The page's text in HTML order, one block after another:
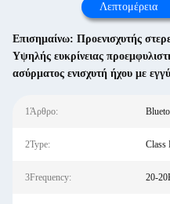
Λεπτομέρεια
Επισημαίνω: Προενισχυτής
Υψηλής ευκρίνειας
ασύρματος ενισχυτή ήχου με
1Άρθρο:
2Type: Class
3Frequency: 20-